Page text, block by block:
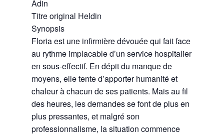
Adin
Titre original Heldin
Synopsis
Floria est une infirmière dévouée qui fait face
au rythme implacable d’un service hospitalier
en sous-effectif. En dépit du manque de
moyens, elle tente d’apporter humanité et
chaleur à chacun de ses patients. Mais au fil
des heures, les demandes se font de plus en
plus pressantes, et malgré son
professionnalisme, la situation commence